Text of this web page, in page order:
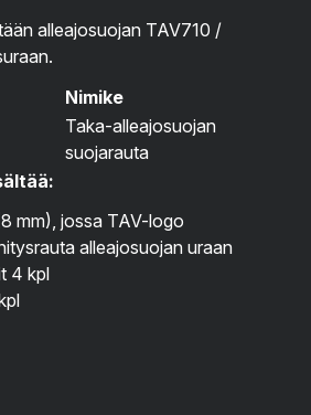
alleajosuojan TAV710 /
Nimike
Taka-alleajosuojan
suojarauta
mm), jossa TAV-logo
alleajosuojan uraan
4 kpl